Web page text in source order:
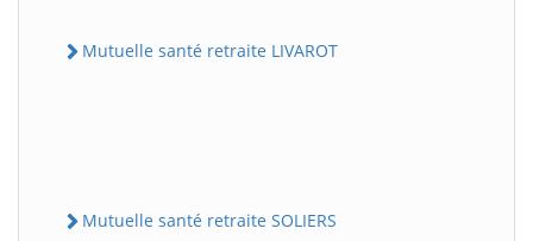
Mutuelle santé retraite LIVAROT
Mutuelle santé retraite SOLIERS